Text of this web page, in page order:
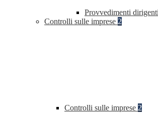
Provvedimenti
Controlli sulle imprese 2
Controlli sulle imprese 2